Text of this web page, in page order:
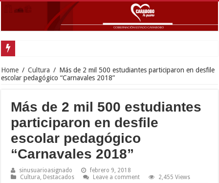
Home / Cultura / Más de 2 mil 500 estudiantes participaron en desfile
escolar pedagógico “Carnavales 2018”
Más de 2 mil 500 estudiantes
participaron en desfile
escolar pedagógico
“Carnavales 2018”
sinusuarioasignado
febrero 9, 2018
Cultura Destacados Leave a comment 2,455 Views